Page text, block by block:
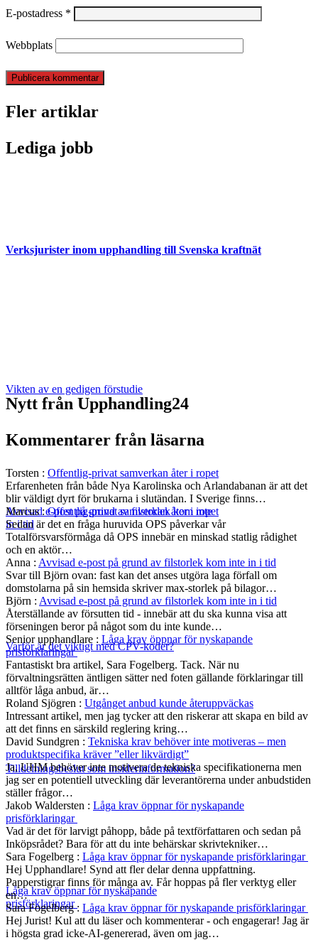
E-postadress *
Webbplats
Fler artiklar
Lediga jobb
Verksjurister inom upphandling till Svenska kraftnät
Vikten av en gedigen förstudie
Avvisad e-post på grund av filstorlek kom inte
in i tid
Varför är det viktigt med CPV-koder?
Tilldelningsbeslut som insiderinformation?
Låga krav öppnar för nyskapande
prisförklaringar
Nytt från Upphandling24
Kommentarer från läsarna
Torsten : Offentlig-privat samverkan åter i ropet
Erfarenheten från både Nya Karolinska och Arlandabanan är att det
blir väldigt dyrt för brukarna i slutändan. I Sverige finns…
Marcus:Offentlig-privat samverkan åter i ropet
Sedan är det en fråga huruvida OPS påverkar vår
Totalförsvarsförmåga då OPS innebär en minskad statlig rådighet
och en aktör…
Anna : Avvisad e-post på grund av filstorlek kom inte in i tid
Svar till Björn ovan: fast kan det anses utgöra laga förfall om
domstolarna på sin hemsida skriver max-storlek på bilagor…
Björn : Avvisad e-post på grund av filstorlek kom inte in i tid
Återställande av försutten tid - innebär att du ska kunna visa att
förseningen beror på något som du inte kunde…
Senior upphandlare : Låga krav öppnar för nyskapande
prisförklaringar
Fantastiskt bra artikel, Sara Fogelberg. Tack. När nu
förvaltningsrätten äntligen sätter ned foten gällande förklaringar till
alltför låga anbud, är…
Roland Sjögren : Utgånget anbud kunde återuppväckas
Intressant artikel, men jag tycker att den riskerar att skapa en bild av
att det finns en särskild reglering kring…
David Sundgren : Tekniska krav behöver inte motiveras – men
produktspecifika kräver ”eller likvärdigt”
Ja, UHM behöver inte motivera de tekniska specifikationerna men
jag ser en potentiell utveckling där leverantörerna under anbudstiden
ställer frågor…
Jakob Waldersten : Låga krav öppnar för nyskapande
prisförklaringar
Vad är det för larvigt påhopp, både på textförfattaren och sedan på
Inköpsrådet? Bara för att du inte behärskar skrivtekniker…
Sara Fogelberg : Låga krav öppnar för nyskapande prisförklaringar
Hej Upphandlare! Synd att fler delar denna uppfattning.
Papperstigrar finns för många av. Får hoppas på fler verktyg eller
en…
Sara Fogelberg: Låga krav öppnar för nyskapande prisförklaringar
Hej Jurist! Kul att du läser och kommenterar - och engagerar! Jag är
i högsta grad icke-AI-genererad, även om jag…